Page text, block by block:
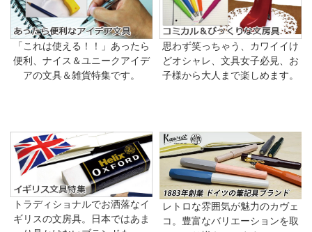
「これは使える！！」あったら
便利、ナイス＆ユニークアイデ
アの文具＆雑貨特集です。
思わず笑っちゃう、カワイイけ
どオシャレ、文具女子必見、お
子様から大人まで楽しめます。
トラディショナルでお洒落なイ
ギリスの文房具。日本ではあま
レトロな雰囲気が魅力のカヴェ
コ。豊富なバリエーションを取